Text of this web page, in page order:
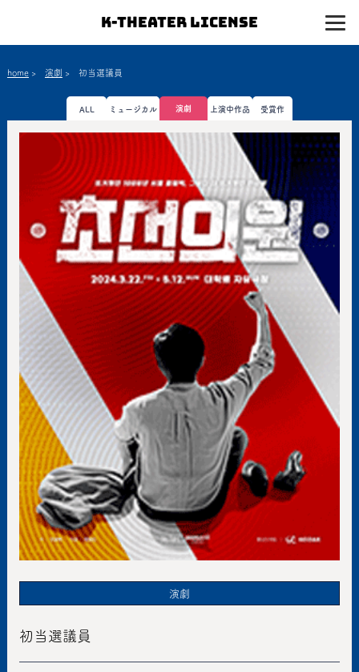
K-Theater License
home> 演劇 > 初当選議員
ALL ミュージカル 演劇 上演中作品 受賞作
演劇
初当選議員